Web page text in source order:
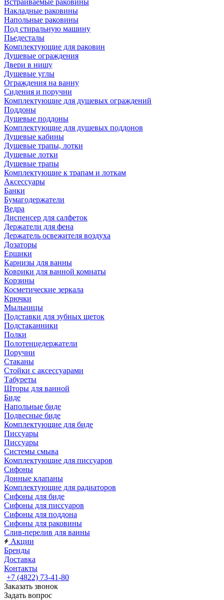
Встраиваемые раковины
Накладные раковины
Напольные раковины
Под стиральную машину
Пьедесталы
Комплектующие для раковин
Душевые ограждения
Двери в нишу
Душевые углы
Ограждения на ванну
Сидения и поручни
Комплектующие для душевых ограждений
Поддоны
Душевые поддоны
Комплектующие для душевых поддонов
Душевые кабины
Душевые трапы, лотки
Душевые лотки
Душевые трапы
Комплектующие к трапам и лоткам
Аксессуары
Банки
Бумагодержатели
Ведра
Диспенсер для салфеток
Держатели для фена
Держатель освежителя воздуха
Дозаторы
Ершики
Карнизы для ванны
Коврики для ванной комнаты
Корзины
Косметические зеркала
Крючки
Мыльницы
Подставки для зубных щеток
Подстаканники
Полки
Полотенцедержатели
Поручни
Стаканы
Стойки с аксессуарами
Табуреты
Шторы для ванной
Биде
Напольные биде
Подвесные биде
Комплектующие для биде
Писсуары
Писсуары
Системы смыва
Комплектующие для писсуаров
Сифоны
Донные клапаны
Комплектующие для радиаторов
Сифоны для биде
Сифоны для писсуаров
Сифоны для поддона
Сифоны для раковины
Слив-перелив для ванны
Акции
Бренды
Доставка
Контакты
+7 (4822) 73-41-80
Заказать звонок
Задать вопрос